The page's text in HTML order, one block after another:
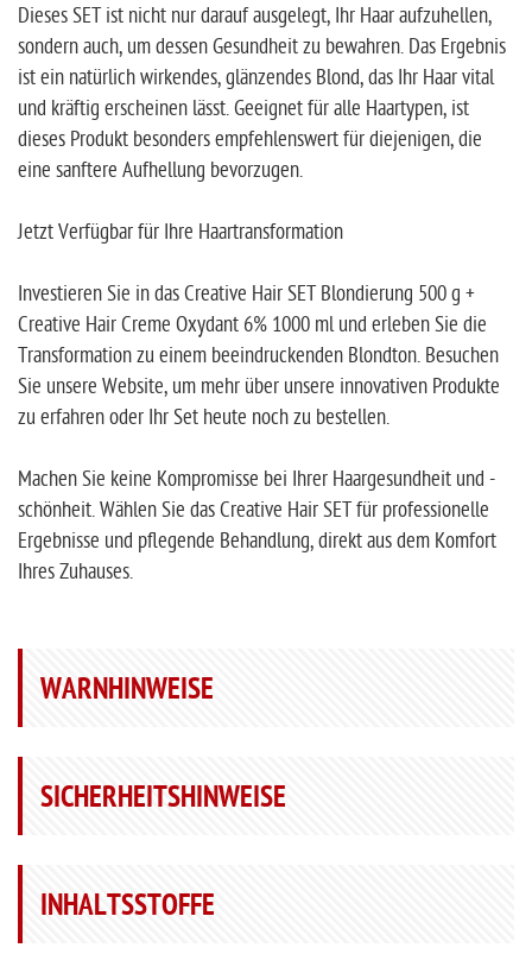
Dieses SET ist nicht nur darauf ausgelegt, Ihr Haar aufzuhellen,
sondern auch, um dessen Gesundheit zu bewahren. Das Ergebnis
ist ein natürlich wirkendes, glänzendes Blond, das Ihr Haar vital
und kräftig erscheinen lässt. Geeignet für alle Haartypen, ist
dieses Produkt besonders empfehlenswert für diejenigen, die
eine sanftere Aufhellung bevorzugen.
Jetzt Verfügbar für Ihre Haartransformation
Investieren Sie in das Creative Hair SET Blondierung 500 g +
Creative Hair Creme Oxydant 6% 1000 ml und erleben Sie die
Transformation zu einem beeindruckenden Blondton. Besuchen
Sie unsere Website, um mehr über unsere innovativen Produkte
zu erfahren oder Ihr Set heute noch zu bestellen.
Machen Sie keine Kompromisse bei Ihrer Haargesundheit und -
schönheit. Wählen Sie das Creative Hair SET für professionelle
Ergebnisse und pflegende Behandlung, direkt aus dem Komfort
Ihres Zuhauses.
WARNHINWEISE
SICHERHEITSHINWEISE
INHALTSSTOFFE